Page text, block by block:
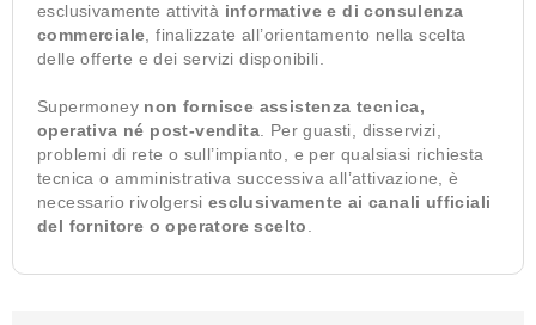
esclusivamente attività informative e di consulenza
commerciale, finalizzate all’orientamento nella scelta
delle offerte e dei servizi disponibili.
Supermoney non fornisce assistenza tecnica,
operativa né post-vendita. Per guasti, disservizi,
problemi di rete o sull’impianto, e per qualsiasi richiesta
tecnica o amministrativa successiva all’attivazione, è
necessario rivolgersi esclusivamente ai canali ufficiali
del fornitore o operatore scelto.